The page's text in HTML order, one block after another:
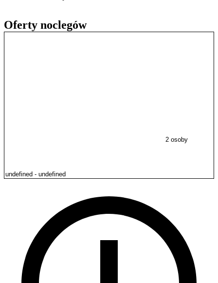
Oferty noclegów
2 osoby